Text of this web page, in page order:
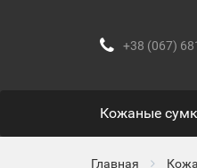
+38 (067)
Кожаные
Главная